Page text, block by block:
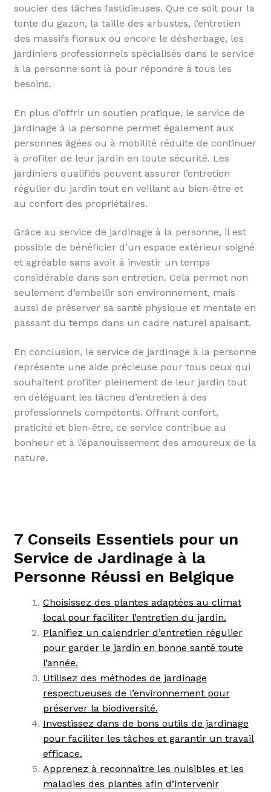
soucier des tâches fastidieuses. Que ce soit pour la
tonte du gazon, la taille des arbustes, l’entretien
des massifs floraux ou encore le désherbage, les
jardiniers professionnels spécialisés dans le service
à la personne sont là pour répondre à tous les
besoins.
En plus d’offrir un soutien pratique, le service de
jardinage à la personne permet également aux
personnes âgées ou à mobilité réduite de continuer
à profiter de leur jardin en toute sécurité. Les
jardiniers qualifiés peuvent assurer l’entretien
régulier du jardin tout en veillant au bien-être et
au confort des propriétaires.
Grâce au service de jardinage à la personne, il est
possible de bénéficier d’un espace extérieur soigné
et agréable sans avoir à investir un temps
considérable dans son entretien. Cela permet non
seulement d’embellir son environnement, mais
aussi de préserver sa santé physique et mentale en
passant du temps dans un cadre naturel apaisant.
En conclusion, le service de jardinage à la personne
représente une aide précieuse pour tous ceux qui
souhaitent profiter pleinement de leur jardin tout
en déléguant les tâches d’entretien à des
professionnels compétents. Offrant confort,
praticité et bien-être, ce service contribue au
bonheur et à l’épanouissement des amoureux de la
nature.
7 Conseils Essentiels pour un
Service de Jardinage à la
Personne Réussi en Belgique
Choisissez des plantes adaptées au climat
local pour faciliter l’entretien du jardin.
Planifiez un calendrier d’entretien régulier
pour garder le jardin en bonne santé toute
l’année.
Utilisez des méthodes de jardinage
respectueuses de l’environnement pour
préserver la biodiversité.
Investissez dans de bons outils de jardinage
pour faciliter les tâches et garantir un travail
efficace.
Apprenez à reconnaître les nuisibles et les
maladies des plantes afin d’intervenir